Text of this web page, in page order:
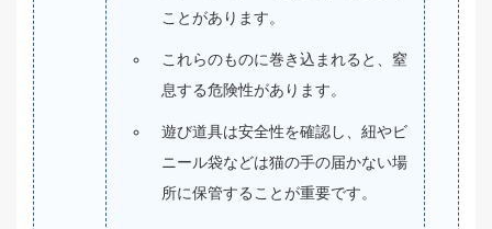
ことがあります。
これらのものに巻き込まれると、窒
息する危険性があります。
遊び道具は安全性を確認し、紐やビ
ニール袋などは猫の手の届かない場
所に保管することが重要です。